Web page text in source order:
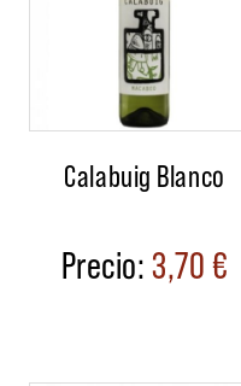
Calabuig Blanco
3,70€